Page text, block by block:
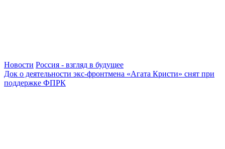
Новости Россия - взгляд в будущее
Док о деятельности экс-фронтмена «Агата Кристи» снят при
поддержке ФПРК